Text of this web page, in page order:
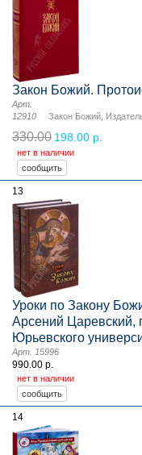
Закон Божий.
Закон Божий
Арт.
12910
330.00 198.00 р.
нет в наличии
13
Уроки по Закону
Арсений Царевский,
Юрьевского
Арт. 15996
990.00 р.
нет в наличии
14